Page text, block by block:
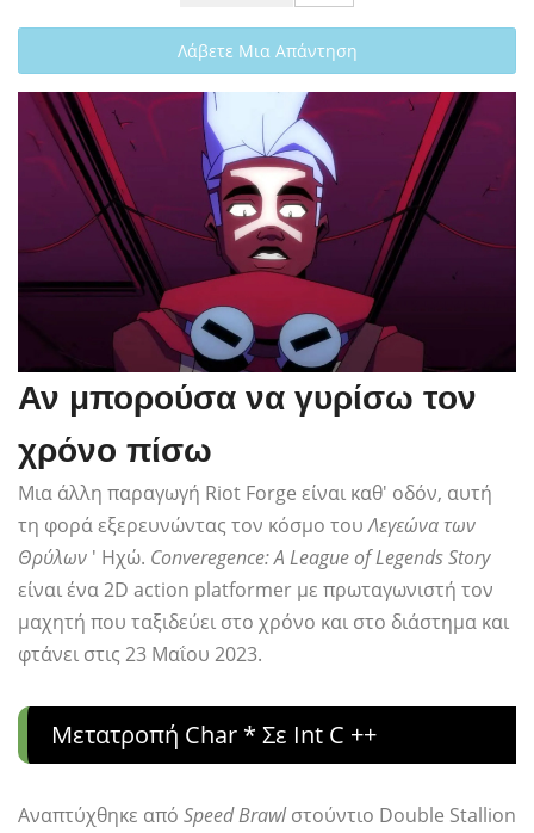
Λάβετε Μια Απάντηση
Αν μπορούσα να γυρίσω τον
χρόνο πίσω
Μια άλλη παραγωγή Riot Forge είναι καθ' οδόν, αυτή
τη φορά εξερευνώντας τον κόσμο τουΛεγεώνα των
Θρύλων ' Ηχώ. Converegence: A League of Legends Story
είναι ένα 2D action platformer με πρωταγωνιστή τον
μαχητή που ταξιδεύει στο χρόνο και στο διάστημα και
φτάνει στις 23 Μαΐου 2023.
Μετατροπή Char * Σε Int C ++
Αναπτύχθηκε από Speed ​​Brawlστούντιο Double Stallion